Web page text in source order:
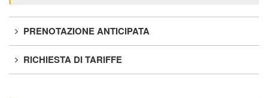
PRENOTAZIONE ANTICIPATA
RICHIESTA DI TARIFFE